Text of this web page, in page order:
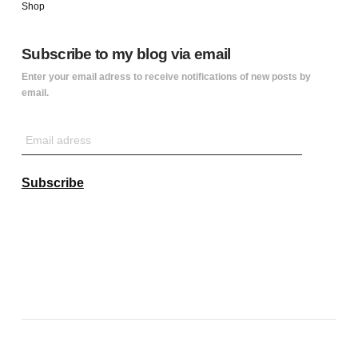
Shop
Subscribe to my blog via email
Enter your email adress to receive notifications of new posts by
email.
Subscribe